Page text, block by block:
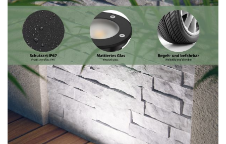
Zum
Bildergalerie
springen